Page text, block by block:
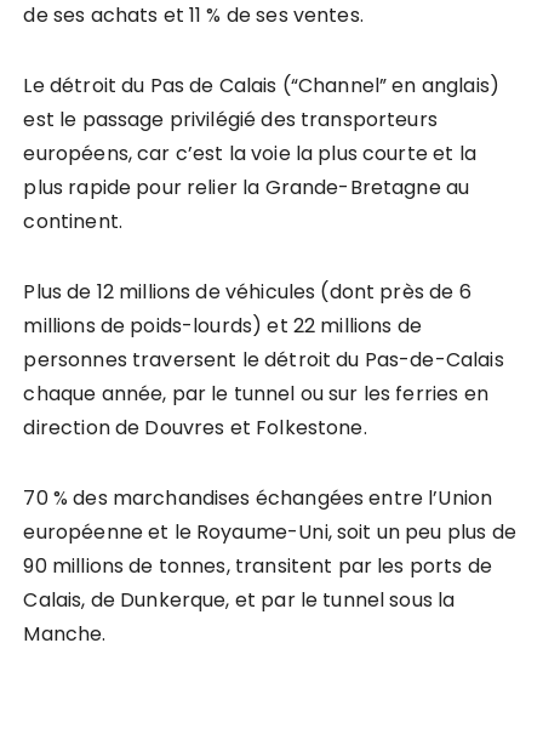
de ses achats et 11 % de ses ventes.
Le détroit du Pas de Calais (“Channel” en anglais)
est le passage privilégié des transporteurs
européens, car c’est la voie la plus courte et la
plus rapide pour relier la Grande-Bretagne au
continent.
Plus de 12 millions de véhicules (dont près de 6
millions de poids-lourds) et 22 millions de
personnes traversent le détroit du Pas-de-Calais
chaque année, par le tunnel ou sur les ferries en
direction de Douvres et Folkestone.
70 % des marchandises échangées entre l’Union
européenne et le Royaume-Uni, soit un peu plus de
90 millions de tonnes, transitent par les ports de
Calais, de Dunkerque, et par le tunnel sous la
Manche.